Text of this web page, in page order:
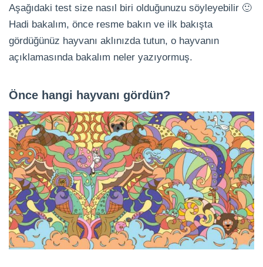
Aşağıdaki test size nasıl biri olduğunuzu söyleyebilir 🙂
Hadi bakalım, önce resme bakın ve ilk bakışta
gördüğünüz hayvanı aklınızda tutun, o hayvanın
açıklamasında bakalım neler yazıyormuş.
Önce hangi hayvanı gördün?